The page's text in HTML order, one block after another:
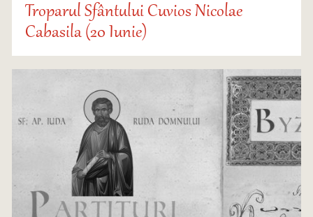
Troparul Sfântului Cuvios Nicolae
Cabasila (20 Iunie)